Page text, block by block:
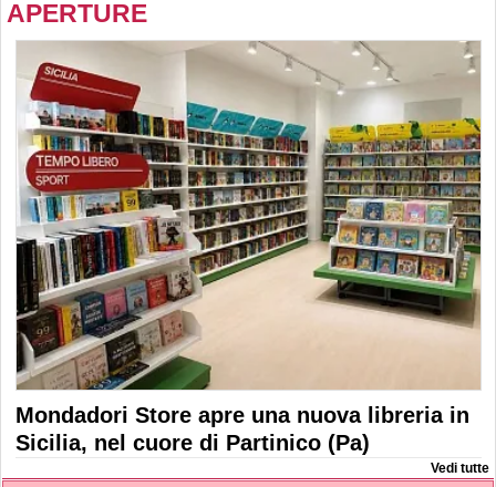
APERTURE
Mondadori Store apre una nuova libreria in
Sicilia, nel cuore di Partinico (Pa)
Vedi tutte